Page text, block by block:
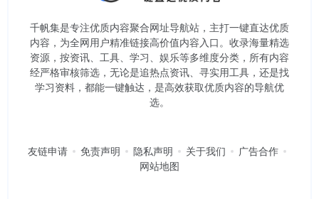
千帆集是专注优质内容聚合网址导航站，主打一键直达优质
内容，为全网用户精准链接高价值内容入口。​收录海量精选
资源，按资讯、工具、学习、娱乐等多维度分类，所有内容
经严格审核筛选，无论是追热点资讯、寻实用工具，还是找
学习资料，都能一键触达，是高效获取优质内容的导航优
选。
友链申请 免责声明 隐私声明 关于我们
广告合作
网站地图